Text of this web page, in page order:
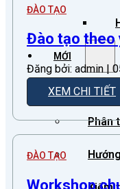
MỚI
Tin
Phân
ĐÀO TẠO
Đào tạo theo
Đăng bởi: admin |
XEM CHI TIẾT
ĐÀO TẠO
Workshop